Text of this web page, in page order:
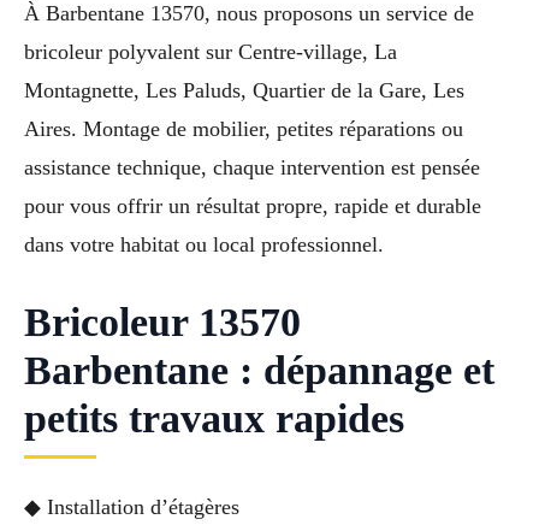
À Barbentane 13570, nous proposons un service de
bricoleur polyvalent sur Centre-village, La
Montagnette, Les Paluds, Quartier de la Gare, Les
Aires. Montage de mobilier, petites réparations ou
assistance technique, chaque intervention est pensée
pour vous offrir un résultat propre, rapide et durable
dans votre habitat ou local professionnel.
Bricoleur 13570
Barbentane : dépannage et
petits travaux rapides
◆ Installation d’étagères